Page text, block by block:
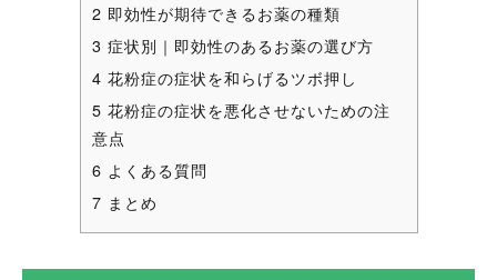
2 即効性が期待できるお薬の種類
3 症状別｜即効性のあるお薬の選び方
4 花粉症の症状を和らげるツボ押し
5 花粉症の症状を悪化させないための注
意点
6 よくある質問
7 まとめ